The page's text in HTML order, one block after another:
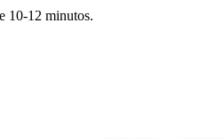
10-12 minutos.